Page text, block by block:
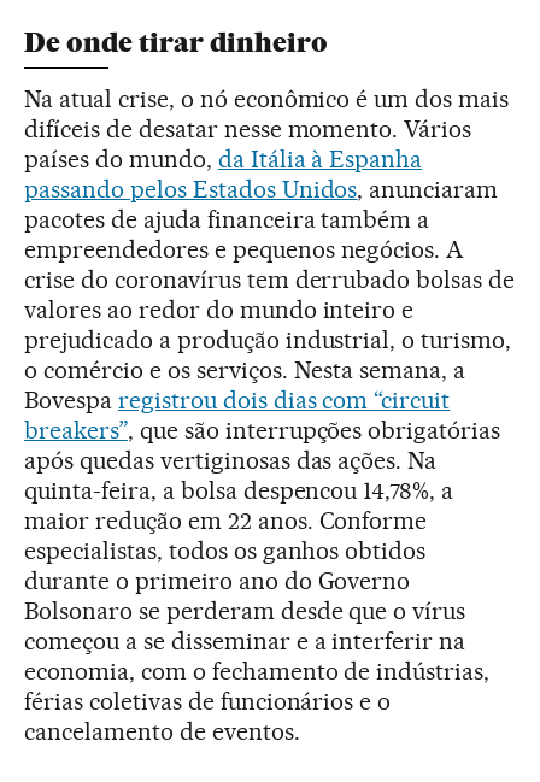
De onde tirar dinheiro
Na atual crise, o nó econômico é um dos mais
difíceis de desatar nesse momento. Vários
países do mundo, da Itália à Espanha
passando pelos Estados Unidos, anunciaram
pacotes de ajuda financeira também a
empreendedores e pequenos negócios. A
crise do coronavírus tem derrubado bolsas de
valores ao redor do mundo inteiro e
prejudicado a produção industrial, o turismo,
o comércio e os serviços. Nesta semana, a
Bovespa registrou dois dias com “circuit
breakers”, que são interrupções obrigatórias
após quedas vertiginosas das ações. Na
quinta-feira, a bolsa despencou 14,78%, a
maior redução em 22 anos. Conforme
especialistas, todos os ganhos obtidos
durante o primeiro ano do Governo
Bolsonaro se perderam desde que o vírus
começou a se disseminar e a interferir na
economia, com o fechamento de indústrias,
férias coletivas de funcionários e o
cancelamento de eventos.